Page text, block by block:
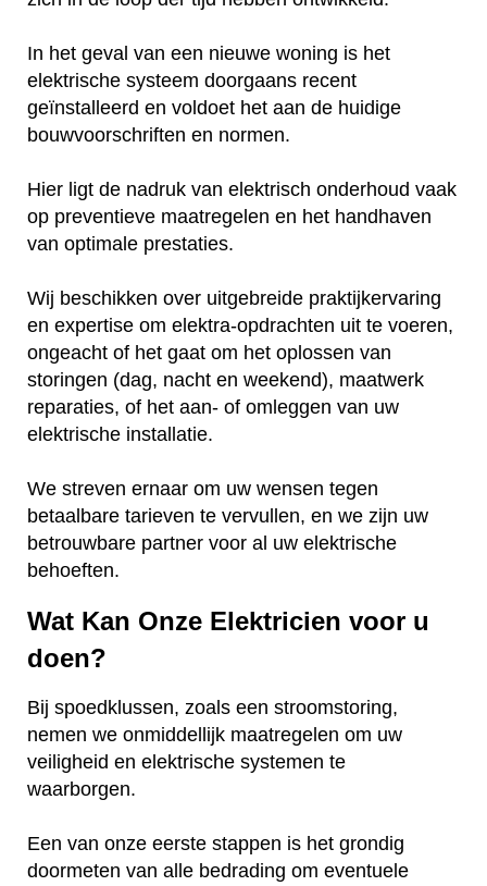
In het geval van een nieuwe woning is het
elektrische systeem doorgaans recent
geïnstalleerd en voldoet het aan de huidige
bouwvoorschriften en normen.
Hier ligt de nadruk van elektrisch onderhoud vaak
op preventieve maatregelen en het handhaven
van optimale prestaties.
Wij beschikken over uitgebreide praktijkervaring
en expertise om elektra-opdrachten uit te voeren,
ongeacht of het gaat om het oplossen van
storingen (dag, nacht en weekend), maatwerk
reparaties, of het aan- of omleggen van uw
elektrische installatie.
We streven ernaar om uw wensen tegen
betaalbare tarieven te vervullen, en we zijn uw
betrouwbare partner voor al uw elektrische
behoeften.
Wat Kan Onze Elektricien voor u
doen?
Bij spoedklussen, zoals een stroomstoring,
nemen we onmiddellijk maatregelen om uw
veiligheid en elektrische systemen te
waarborgen.
Een van onze eerste stappen is het grondig
doormeten van alle bedrading om eventuele